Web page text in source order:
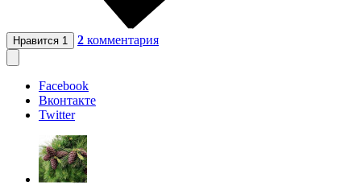
Нравится 1 2 комментария
Facebook
Вконтакте
Twitter